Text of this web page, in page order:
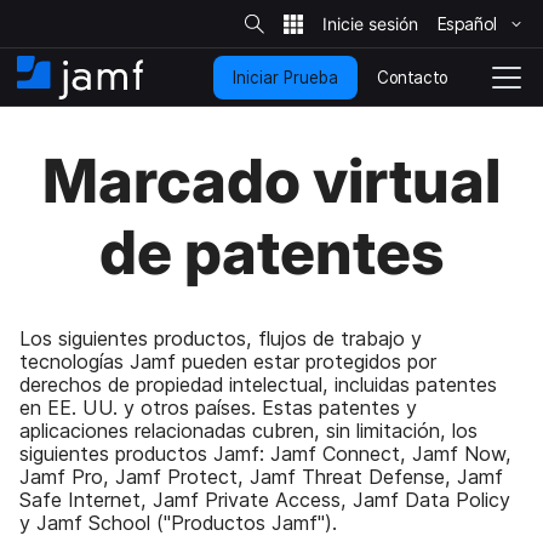
r
a
l
p
i
n
c
i
p
B
ú
s
q
u
e
d
e
ne
l
i
t
io
Español
I
n
C
a
ó
Iniciar Prueba Contacto
Marcado virtual
de patentes
Los siguientes productos, flujos de trabajo y
tecnologías Jamf pueden estar protegidos por
derechos de propiedad intelectual, incluidas patentes
en EE. UU. y otros países. Estas patentes y
aplicaciones relacionadas cubren, sin limitación, los
siguientes productos Jamf: Jamf Connect, Jamf Now,
Jamf Pro, Jamf Protect, Jamf Threat Defense, Jamf
Safe Internet, Jamf Private Access, Jamf Data Policy
y Jamf School ("Productos Jamf").